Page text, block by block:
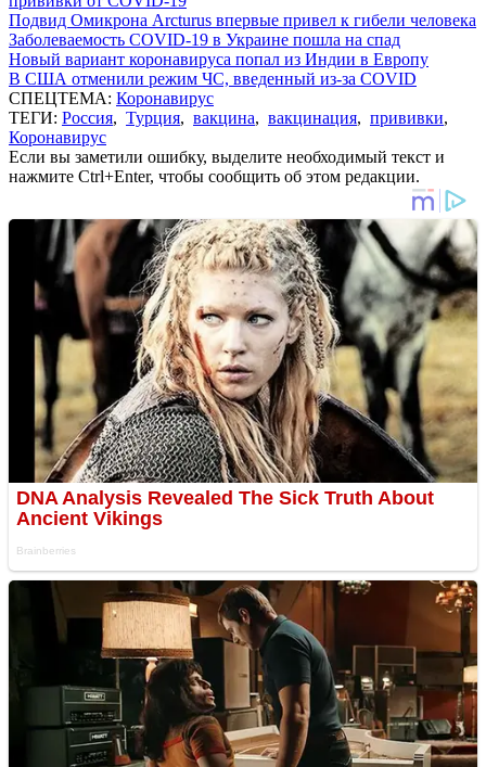
Подвид Омикрона Arcturus впервые привел к гибели человека
Заболеваемость COVID-19 в Украине пошла на спад
Новый вариант коронавируса попал из Индии в Европу
В США отменили режим ЧС, введенный из-за COVID
СПЕЦТЕМА: Коронавирус
ТЕГИ: Россия, Турция, вакцина, вакцинация, прививки,
Коронавирус
Если вы заметили ошибку, выделите необходимый текст и
нажмите Ctrl+Enter, чтобы сообщить об этом редакции.